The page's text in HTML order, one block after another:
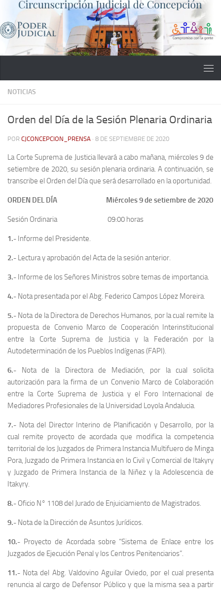
Saltar al contenido
NOTICIAS
Orden del Día de la Sesión Plenaria Ordinaria
POR CJCONCEPCION_PRENSA · 8 DE SEPTIEMBRE DE 2020
La Corte Suprema de Justicia llevará a cabo mañana, miércoles 9 de
setiembre de 2020, su sesión plenaria ordinaria. A continuación, se
transcribe el Orden del Día que será desarrollado en la oportunidad.
ORDEN DEL DÍA Miércoles 9 de setiembre de 2020
Sesión Ordinaria 09:00 horas
1.- Informe del Presidente.
2.- Lectura y aprobación del Acta de la sesión anterior.
3.- Informe de los Señores Ministros sobre temas de importancia.
4.- Nota presentada por el Abg. Federico Campos López Moreira.
5.- Nota de la Directora de Derechos Humanos, por la cual remite la
propuesta de Convenio Marco de Cooperación Interinstitucional
entre la Corte Suprema de Justicia y la Federación por la
Autodeterminación de los Pueblos Indígenas (FAPI).
6.- Nota de la Directora de Mediación, por la cual solicita
autorización para la firma de un Convenio Marco de Colaboración
entre la Corte Suprema de Justicia y el Foro Internacional de
Mediadores Profesionales de la Universidad Loyola Andalucia.
7.- Nota del Director Interino de Planificación y Desarrollo, por la
cual remite proyecto de acordada que modifica la competencia
territorial de los Juzgados de Primera Instancia Multifuero de Minga
Pora, Juzgado de Primera Instancia en lo Civil y Comercial de Itakyry
y Juzgado de Primera Instancia de la Niñez y la Adolescencia de
Itakyry.
8.- Oficio N° 1108 del Jurado de Enjuiciamiento de Magistrados.
9.- Nota de la Dirección de Asuntos Jurídicos.
10.- Proyecto de Acordada sobre “Sistema de Enlace entre los
Juzgados de Ejecución Penal y los Centros Penitenciarios”.
11.- Nota del Abg. Valdovino Aguilar Oviedo, por el cual presenta
renuncia al cargo de Defensor Público y que la misma sea a partir